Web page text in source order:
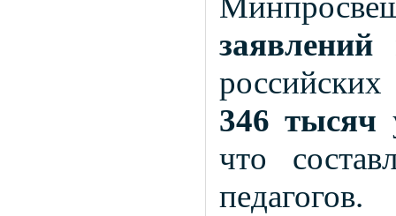
заявлений
российских
346 тысяч
что
педагогов.